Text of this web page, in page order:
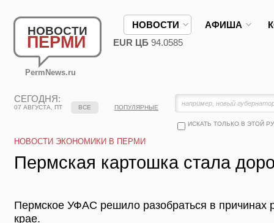
НОВОСТИ
ПЕРМИ
PermNews.ru
НОВОСТИ АФИША
EUR ЦБ 94.0585
СЕГОДНЯ:
07 АВГУСТА, ПТ
ИСКАТЬ ТОЛЬКО В ЭТОЙ
ВСЕ ПОПУЛЯРНЫЕ
НОВОСТИ ЭКОНОМИКИ В ПЕРМИ
Пермская картошка стала
Пермское УФАС решило разобраться в причинах
крае.